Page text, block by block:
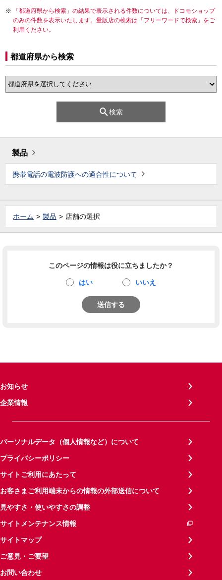
「都道府県から検索」の結果で表示される件数については、ドコモショップ
のみの件数を表示いたします。量販店の検索は「フリーワードで検索」をご
利用ください。
都道府県から検索
検索
製品
携帯電話の電波防護への適合性について
ホーム 製品 店舗の選択
このページの情報は役に立ちましたか？
はい いいえ
送信する
お知らせ
企業情報
パーソナルデータ（個人情報など）について
プライバシーポリシー
サイトご利用にあたって
お客さまご利用端末からの情報の外部送信について
見やすさ・使いやすさの調整
サイトメンテナンス情報
サイトマップ
ご意見・ご要望
お問い合わせ